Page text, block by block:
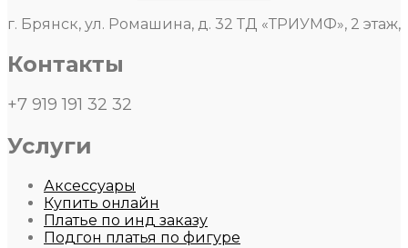
г. Брянск, ул. Ромашина, д. 32 ТД «ТРИУМФ», 2 этаж,
Контакты
+7 919 191 32 32
Услуги
Аксессуары
Купить онлайн
Платье по инд заказу
Подгон платья по фигуре